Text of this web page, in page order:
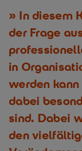
In diesem
der Frage
in
werden
dabei
sind. Dabei
den